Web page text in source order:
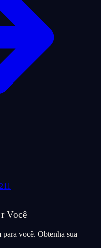
211
Você
para você. Obtenha sua